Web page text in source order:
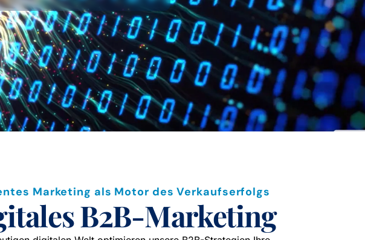
Marketing als Motor des Verkaufserfolgs
B2B-Marketing